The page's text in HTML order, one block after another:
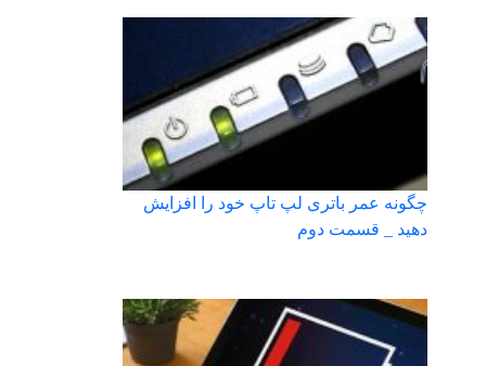
چگونه عمر باتری لپ تاپ خود را افزایش
دهید _ قسمت دوم